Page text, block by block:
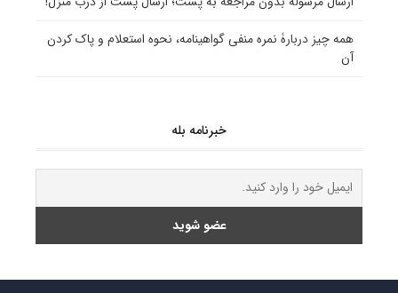
همه چیز دربارۀ نمره منفی گواهینامه، نحوه استعلام و پاک کردن
آن
خبرنامه بله